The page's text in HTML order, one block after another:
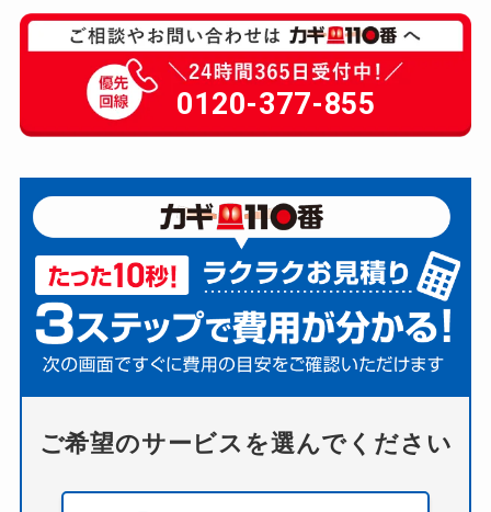
0120-377-855
ご希望のサービスを選んでください